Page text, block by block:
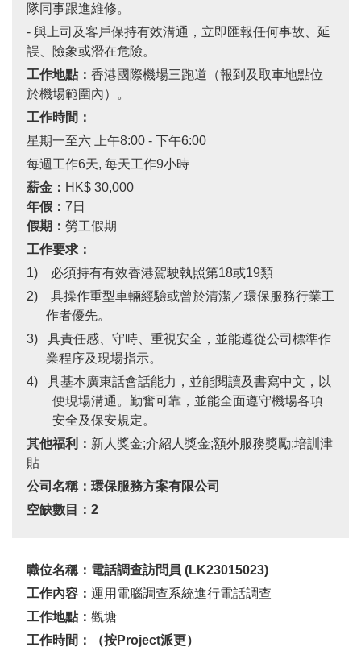
隊同事跟進維修。
- 與上司及客戶保持有效溝通，立即匯報任何事故、延
誤、險象或潛在危險。
工作地點： 香港國際機場三跑道（報到及取車地點位
於機場範圍內）。
工作時間：
星期一至六 上午8:00 - 下午6:00
每週工作6天, 每天工作9小時
薪金： HK$ 30,000
年假： 7日
假期： 勞工假期
工作要求：
1) 必須持有有效香港駕駛執照第18或19類
2) 具操作重型車輛經驗或曾於清潔／環保服務行業工
作者優先。
3) 具責任感、守時、重視安全，並能遵從公司標準作
業程序及現場指示。
4) 具基本廣東話會話能力，並能閱讀及書寫中文，以
便現場溝通。勤奮可靠，並能全面遵守機場各項
安全及保安規定。
其他福利： 新人獎金;介紹人獎金;額外服務獎勵;培訓津
貼
公司名稱：環保服務方案有限公司
空缺數目： 2
職位名稱：電話調查訪問員 (LK23015023)
工作內容： 運用電腦調查系統進行電話調查
工作地點： 觀塘
工作時間：（按Project派更）